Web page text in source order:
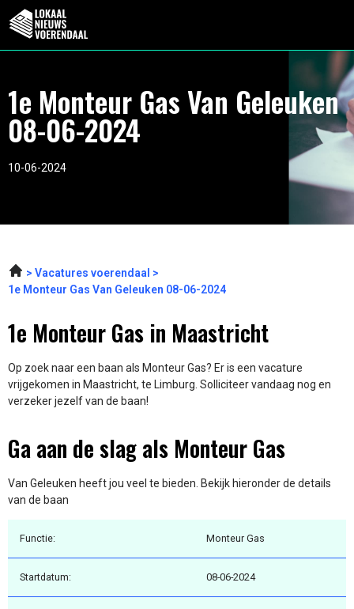
1e Monteur Gas Van Geleuken
08-06-2024
10-06-2024
Vacatures voerendaal
1e Monteur Gas Van Geleuken 08-06-2024
1e Monteur Gas in Maastricht
Op zoek naar een baan als Monteur Gas? Er is een vacature
vrijgekomen in Maastricht, te Limburg. Solliciteer vandaag nog en
verzeker jezelf van de baan!
Ga aan de slag als Monteur Gas
Van Geleuken heeft jou veel te bieden. Bekijk hieronder de details
van de baan
Functie: Monteur Gas
Startdatum: 08-06-2024